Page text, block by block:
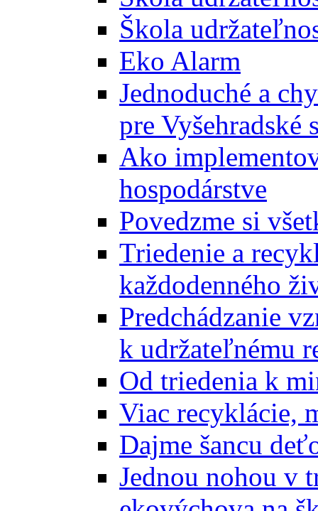
Škola
Eko Alarm
Jednoduché a
pre Vyšehradské
Ako
hospodárstve
Povedzme si
Triedenie a
každodenného
Predchádzanie
k udržateľnému
Od triedenia k
Viac recyklácie,
Dajme šancu
Jednou nohou v